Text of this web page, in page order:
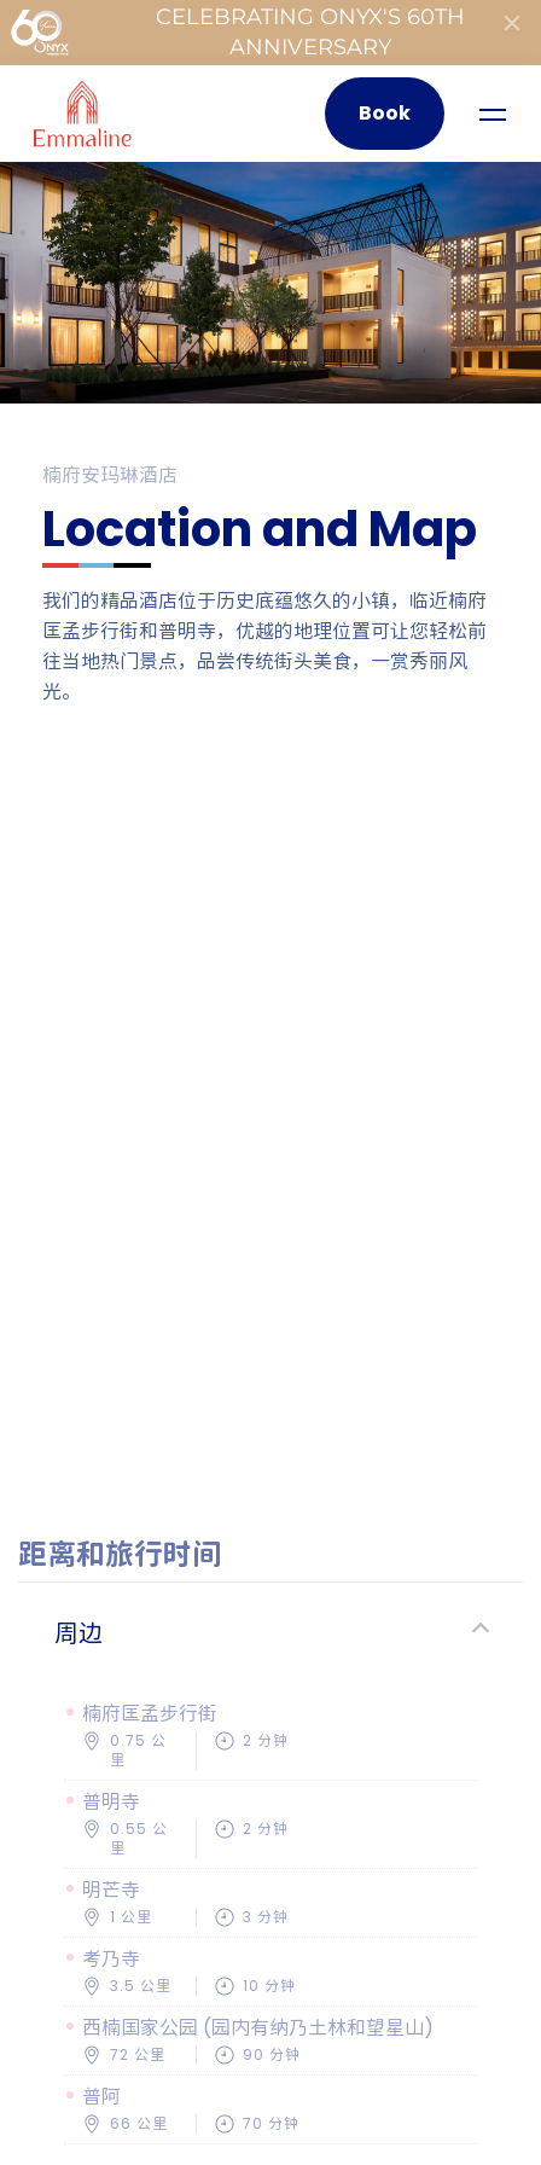
CELEBRATING ONYX'S 60TH
ANNIVERSARY
Book
楠府安玛琳酒店
Location and Map
我们的精品酒店位于历史底蕴悠久的小镇，临近楠府
匡孟步行街和普明寺，优越的地理位置可让您轻松前
往当地热门景点，品尝传统街头美食，一赏秀丽风
光。
距离和旅行时间
周边
楠府匡孟步行街
0.75 公
里
2 分钟
普明寺
0.55 公
里
2 分钟
明芒寺
1 公里 3 分钟
考乃寺
3.5 公里 10 分钟
西楠国家公园 (园内有纳乃土林和望星山)
72 公里 90 分钟
普阿
66 公里 70 分钟